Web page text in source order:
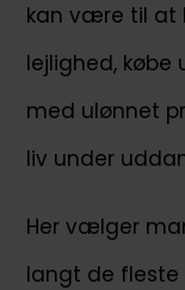
kan være til at
lejlighed, købe
med ulønnet
liv under
Her vælger
langt de